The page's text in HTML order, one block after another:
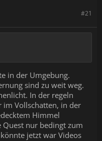
#21
in der Umgebung.
sind zu weit weg.
In der regeln
Vollschatten, in der
Himmel
nur bedingt zum
jetzt war Videos